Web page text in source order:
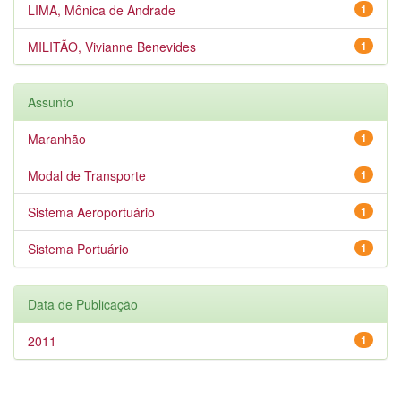
1
LIMA, Mônica de Andrade
1
MILITÃO, Vivianne Benevides
Assunto
1
Maranhão
1
Modal de Transporte
1
Sistema Aeroportuário
1
Sistema Portuário
Data de Publicação
1
2011